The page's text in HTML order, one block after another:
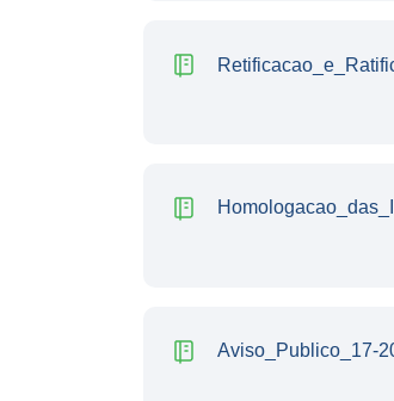
Aviso_Publico_17-